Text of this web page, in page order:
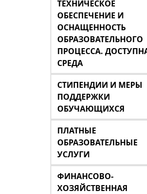
ТЕХНИЧЕСКОЕ
ОБЕСПЕЧЕНИЕ И
ОСНАЩЕННОСТЬ
ОБРАЗОВАТЕЛЬНОГО
ПРОЦЕССА.
СРЕДА
СТИПЕНДИИ И МЕРЫ
ПОДДЕРЖКИ
ОБУЧАЮЩИХСЯ
ПЛАТНЫЕ
ОБРАЗОВАТЕЛЬНЫЕ
УСЛУГИ
ФИНАНСОВО-
ХОЗЯЙСТВЕННАЯ